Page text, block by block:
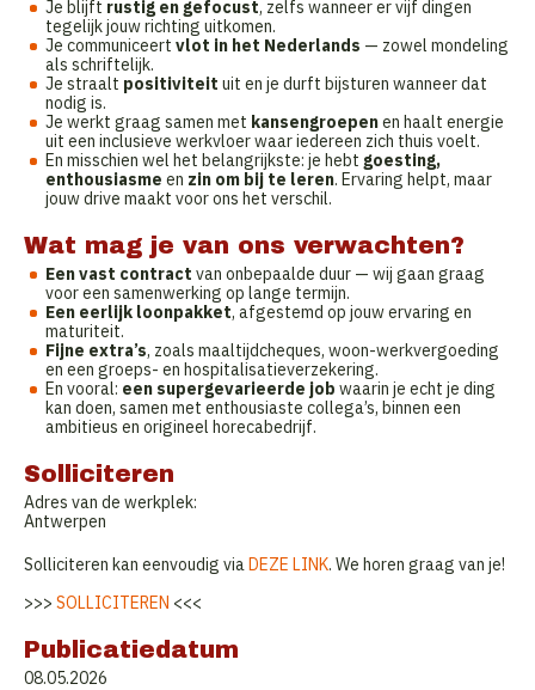
Je blijft rustig en gefocust, zelfs wanneer er vijf dingen
tegelijk jouw richting uitkomen.
Je communiceert vlot in het Nederlands — zowel mondeling
als schriftelijk.
Je straalt positiviteit uit en je durft bijsturen wanneer dat
nodig is.
Je werkt graag samen met kansengroepenen haalt energie
uit een inclusieve werkvloer waar iedereen zich thuis voelt.
En misschien wel het belangrijkste: je hebt goesting,
enthousiasme en zin om bij te leren. Ervaring helpt, maar
jouw drive maakt voor ons het verschil.
Wat mag je van ons verwachten?
Een vast contract van onbepaalde duur — wij gaan graag
voor een samenwerking op lange termijn.
Een eerlijk loonpakket, afgestemd op jouw ervaring en
maturiteit.
Fijne extra’s, zoals maaltijdcheques, woon-werkvergoeding
en een groeps- en hospitalisatieverzekering.
En vooral: een supergevarieerde job waarin je echt je ding
kan doen, samen met enthousiaste collega’s, binnen een
ambitieus en origineel horecabedrijf.
Solliciteren
Adres van de werkplek:
Antwerpen
Solliciteren kan eenvoudig via DEZE LINK. We horen graag van je!
>>> SOLLICITEREN <<<
Publicatiedatum
08.05.2026